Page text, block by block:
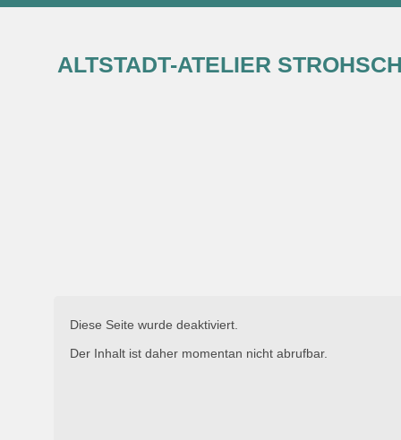
ALTSTADT-ATELIER
Diese Seite wurde deaktiviert.
Der Inhalt ist daher momentan nicht abrufbar.